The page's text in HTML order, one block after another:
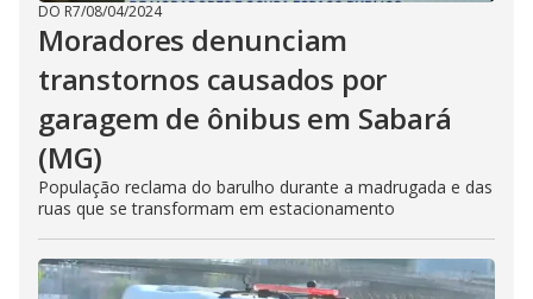
DO R7/08/04/2024
Moradores denunciam
transtornos causados por
garagem de ônibus em Sabará
(MG)
População reclama do barulho durante a madrugada e das
ruas que se transformam em estacionamento